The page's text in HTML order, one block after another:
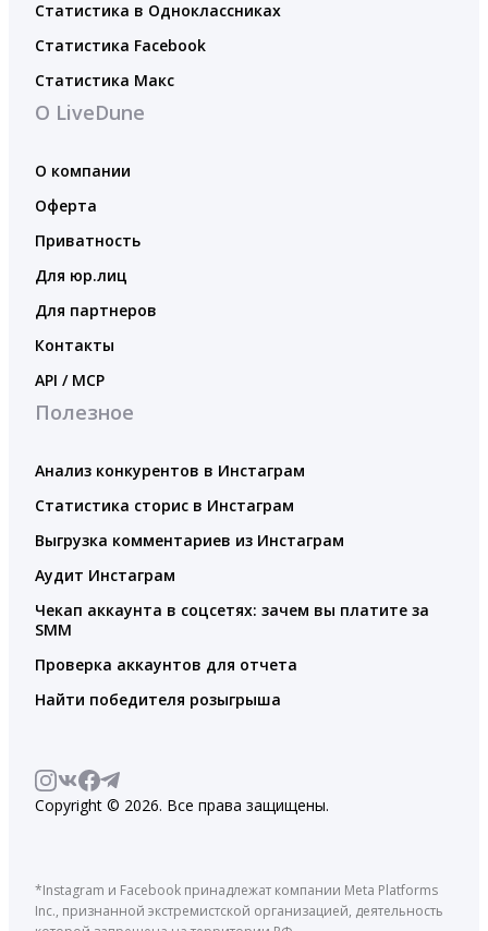
Статистика в Одноклассниках
Статистика Facebook
Статистика Макс
О LiveDune
О компании
Оферта
Приватность
Для юр.лиц
Для партнеров
Контакты
API / MCP
Полезное
Анализ конкурентов в Инстаграм
Статистика сторис в Инстаграм
Выгрузка комментариев из Инстаграм
Аудит Инстаграм
Чекап аккаунта в соцсетях: зачем вы платите за
SMM
Проверка аккаунтов для отчета
Найти победителя розыгрыша
Copyright © 2026. Все права защищены.
*Instagram и Facebook принадлежат компании Meta Platforms
Inc., признанной экстремистской организацией, деятельность